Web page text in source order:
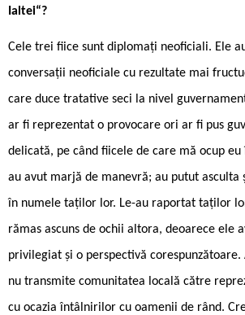
Ialtei“?
Cele trei fiice sunt diplomați neoficiali. Ele
conversații neoficiale cu rezultate mai
care duce tratative seci la nivel
ar fi reprezentat o provocare ori ar fi pus
delicată, pe când fiicele de care mă ocup
au avut marjă de manevră; au putut asculta
în numele taților lor. Le-au raportat taților
rămas ascuns de ochii altora, deoarece ele
privilegiat și o perspectivă corespunzătoare.
nu transmite comunitatea locală către
cu ocazia întâlnirilor cu oamenii de rând.